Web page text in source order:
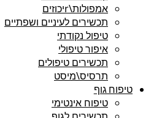
אמפולות\rיכוזים
תכשירים לעיניים ושפתיים
טיפול נקודתי
איפור טיפולי
תכשירים טיפולים
תרסיס\מיסט
טיפוח גוף
טיפוח אינטימי